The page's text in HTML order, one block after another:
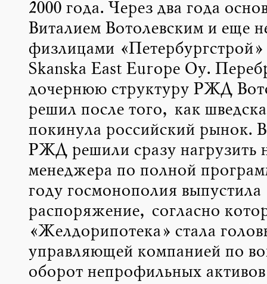
2000 года. Через два года
Виталием Вотолевским и еще
физлицами
Skanska East Europe Oy.
дочернюю структуру РЖД
решил после того, как
покинула российский рынок.
РЖД решили сразу нагрузить
менеджера по полной
году госмонополия выпустила
распоряжение, согласно
«Желдорипотека» стала
управляющей компанией по
оборот непрофильных